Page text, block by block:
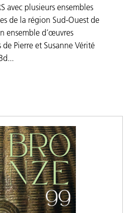
avec plusieurs ensembles
de la région Sud-Ouest de
ensemble d’œuvres
Pierre et Susanne Vérité
...